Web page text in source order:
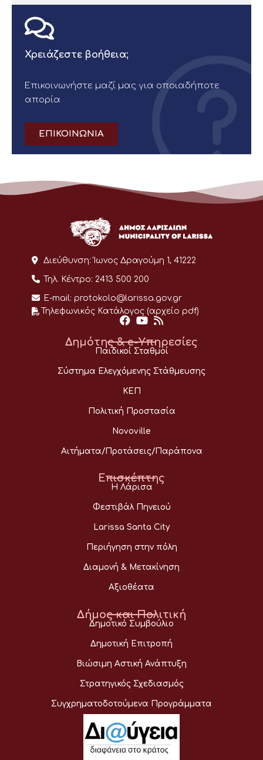
Χρειάζεστε βοήθεια;
Επικοινωνήστε μαζί μας για οποιαδήποτε
απορία
ΕΠΙΚΟΙΝΩΝΙΑ
Διεύθυνση: Ίωνος Δραγούμη 1, 41222
Τηλ. Κέντρο: 2413 500 200
E-mail: protokolo@larissa.gov.gr
Τηλεφωνικός Κατάλογος (αρχείο pdf)
Δημότης & e-Υπηρεσίες
Παιδικοί Σταθμοί
Σύστημα Ελεγχόμενης Στάθμευσης
ΚΕΠ
Πολιτική Προστασία
Novoville
Αιτήματα/Προτάσεις/Παράπονα
Επισκέπτης
Η Λάρισα
Φεστιβάλ Πηνειού
Larissa Santa City
Περιήγηση στην πόλη
Διαμονή & Μετακίνηση
Αξιοθέατα
Δήμος και Πολιτική
Δημοτικό Συμβούλιο
Δημοτική Επιτροπή
Βιώσιμη Αστική Ανάπτυξη
Στρατηγικός Σχεδιασμός
Συγχρηματοδοτούμενα Προγράμματα